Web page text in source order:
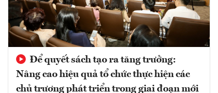
Để quyết sách tạo ra tăng trưởng:
Nâng cao hiệu quả tổ chức thực hiện các
chủ trương phát triển trong giai đoạn mới